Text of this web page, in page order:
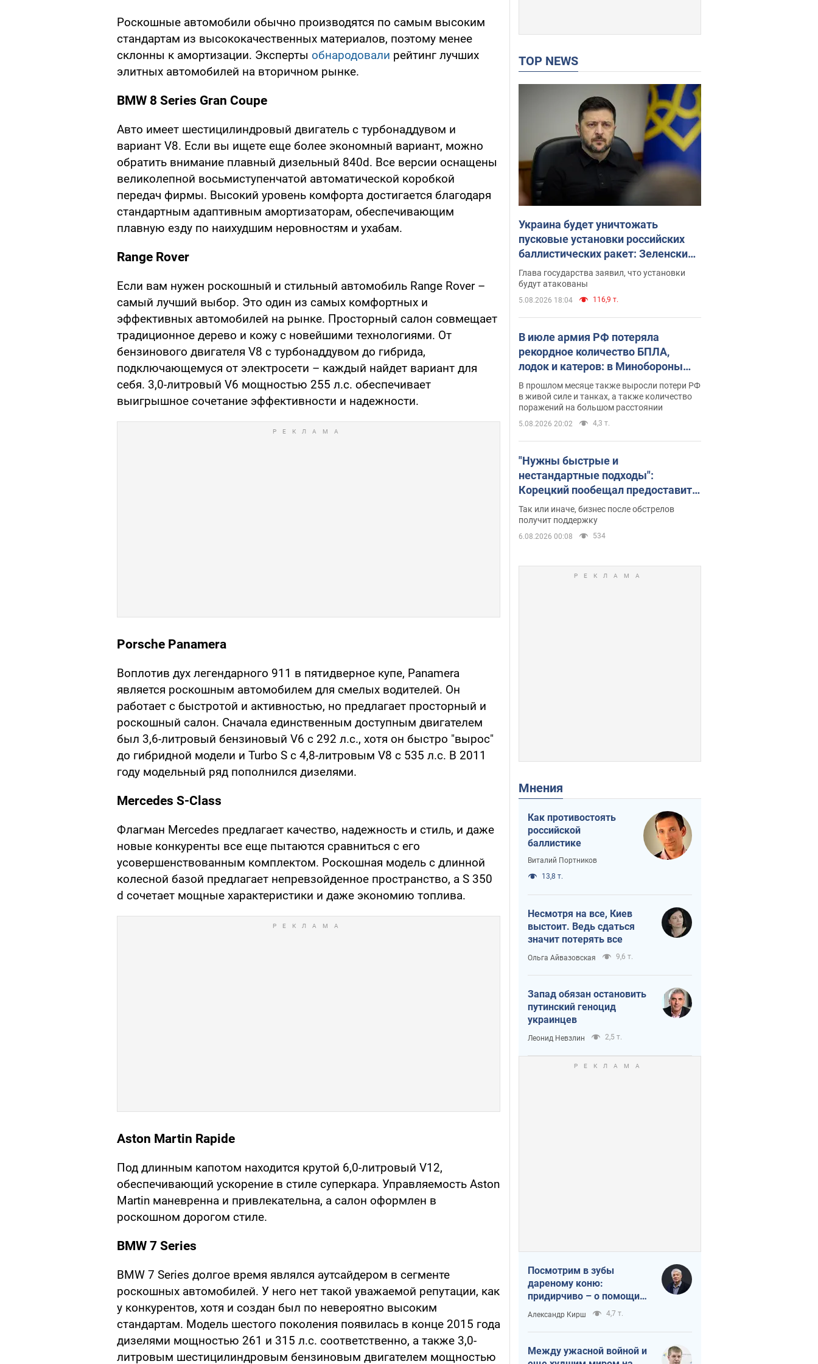
Роскошные автомобили обычно производятся по самым высоким
стандартам из высококачественных материалов, поэтому менее
склонны к амортизации. Эксперты обнародовали рейтинг лучших
элитных автомобилей на вторичном рынке.
BMW 8 Series Gran Coupe
Авто имеет шестицилиндровый двигатель с турбонаддувом и
вариант V8. Если вы ищете еще более экономный вариант, можно
обратить внимание плавный дизельный 840d. Все версии оснащены
великолепной восьмиступенчатой автоматической коробкой
передач фирмы. Высокий уровень комфорта достигается благодаря
стандартным адаптивным амортизаторам, обеспечивающим
плавную езду по наихудшим неровностям и ухабам.
Range Rover
Если вам нужен роскошный и стильный автомобиль Range Rover –
самый лучший выбор. Это один из самых комфортных и
эффективных автомобилей на рынке. Просторный салон совмещает
традиционное дерево и кожу с новейшими технологиями. От
бензинового двигателя V8 с турбонаддувом до гибрида,
подключающемуся от электросети – каждый найдет вариант для
себя. 3,0-литровый V6 мощностью 255 л.с. обеспечивает
выигрышное сочетание эффективности и надежности.
Porsche Panamera
Воплотив дух легендарного 911 в пятидверное купе, Panamera
является роскошным автомобилем для смелых водителей. Он
работает с быстротой и активностью, но предлагает просторный и
роскошный салон. Сначала единственным доступным двигателем
был 3,6-литровый бензиновый V6 с 292 л.с., хотя он быстро "вырос"
до гибридной модели и Turbo S с 4,8-литровым V8 с 535 л.с. В 2011
году модельный ряд пополнился дизелями.
Mercedes S-Class
Флагман Mercedes предлагает качество, надежность и стиль, и даже
новые конкуренты все еще пытаются сравниться с его
усовершенствованным комплектом. Роскошная модель с длинной
колесной базой предлагает непревзойденное пространство, а S 350
d сочетает мощные характеристики и даже экономию топлива.
Aston Martin Rapide
Под длинным капотом находится крутой 6,0-литровый V12,
обеспечивающий ускорение в стиле суперкара. Управляемость Aston
Martin маневренна и привлекательна, а салон оформлен в
роскошном дорогом стиле.
BMW 7 Series
BMW 7 Series долгое время являлся аутсайдером в сегменте
роскошных автомобилей. У него нет такой уважаемой репутации, как
у конкурентов, хотя и создан был по невероятно высоким
стандартам. Модель шестого поколения появилась в конце 2015 года
дизелями мощностью 261 и 315 л.с. соответственно, а также 3,0-
литровым шестицилиндровым бензиновым двигателем мощностью
TOP NEWS
Украина будет уничтожать
пусковые установки российских
баллистических ракет: Зеленский
провел заседание СНБО
Глава государства заявил, что установки
будут атакованы
5.08.2026 18:04 116,9 т.
В июле армия РФ потеряла
рекордное количество БПЛА,
лодок и катеров: в Минобороны
обнародовали статистику
В прошлом месяце также выросли потери РФ
в живой силе и танках, а также количество
поражений на большом расстоянии
5.08.2026 20:02 4,3 т.
"Нужны быстрые и
нестандартные подходы":
Корецкий пообещал предоставить
бизнесу приоритетный доступ к
имеющимся складским
помещениям
Так или иначе, бизнес после обстрелов
получит поддержку
6.08.2026 00:08 534
Мнения
Как противостоять
российской
баллистике
Виталий Портников
13,8 т.
Несмотря на все, Киев
выстоит. Ведь сдаться
значит потерять все
Ольга Айвазовская 9,6 т.
Запад обязан остановить
путинский геноцид
украинцев
Леонид Невзлин 2,5 т.
Посмотрим в зубы
дареному коню:
придирчиво – о помощи
Украине
Александр Кирш 4,7 т.
Между ужасной войной и